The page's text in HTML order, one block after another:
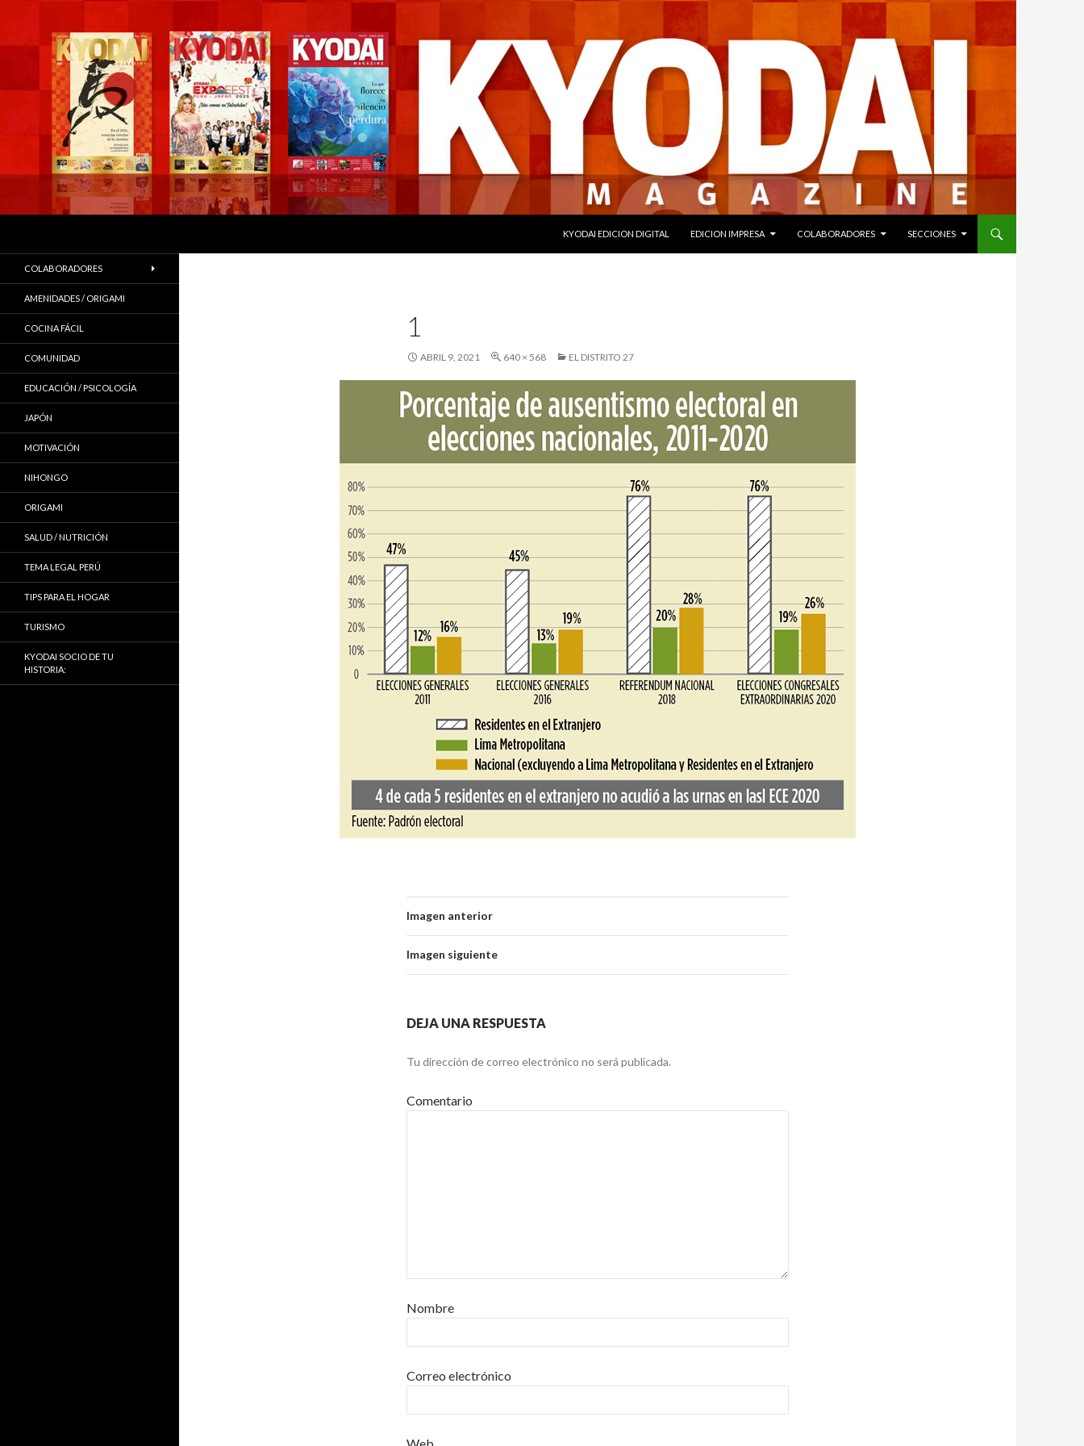
KYODAI EDICION DIGITAL
EDICION IMPRESA COLABORADORES SECCIONES
1
ABRIL 9, 2021 640 × 568 EL DISTRITO 27
Imagen anterior
Imagen siguiente
DEJA UNA RESPUESTA
Tu dirección de correo electrónico no será publicada.
Comentario
Nombre
Correo electrónico
COLABORADORES
AMENIDADES / ORIGAMI
COCINA FÁCIL
COMUNIDAD
EDUCACIÓN / PSICOLOGÍA
JAPÓN
MOTIVACIÓN
NIHONGO
ORIGAMI
SALUD / NUTRICIÓN
TEMA LEGAL PERÚ
TIPS PARA EL HOGAR
TURISMO
KYODAI SOCIO DE TU
HISTORIA: